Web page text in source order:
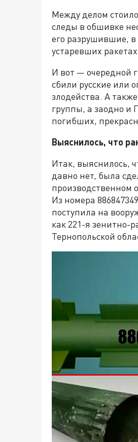
Между делом
следы в обшивке
его разрушившие, в
устаревших
И вот — очередной
сбили русские или
злодейства. А
группы, а заодно и
погибших,
Выяснилось, что
Итак, выяснилось,
давно нет, была
производственном
Из номера
поступила на
как 221-я зенитно-
Тернопольской